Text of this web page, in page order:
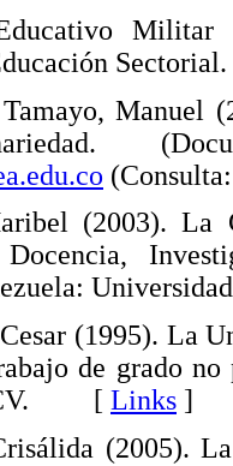
Militar
Manuel
nariedad.
(2003). La
(1995). La
de grado
[ Links ]
(2005).